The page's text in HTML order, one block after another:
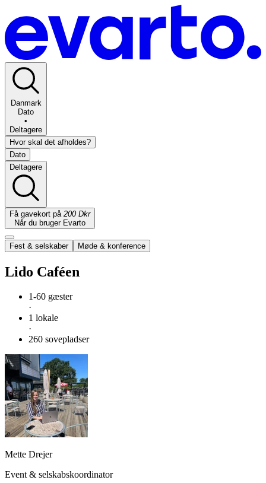
Danmark
Dato
•
Deltagere
Hvor skal det afholdes?
Dato
Deltagere
Få gavekort på 200 Dkr
Når du bruger Evarto
Fest & selskaber Møde & konference
Lido Caféen
1-60 gæster
·
1 lokale
·
260 sovepladser
Mette Drejer
Event & selskabskoordinator